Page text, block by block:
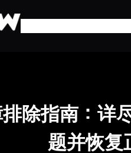
除指南：详
题并恢复